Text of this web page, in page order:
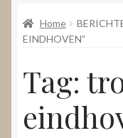
WebShop
Over
Contact
Home
EINDHOVEN”
Tag: